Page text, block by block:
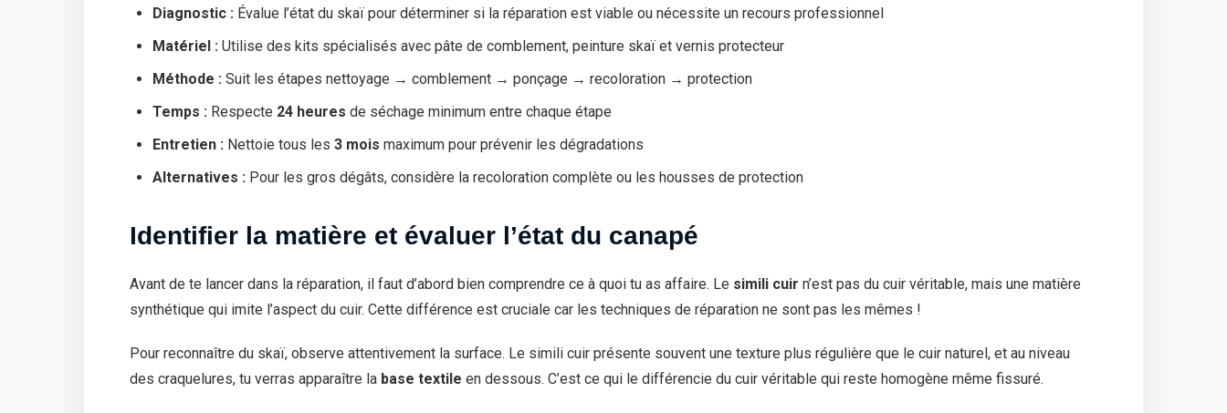
Diagnostic : Évalue l’état du skaï pour déterminer si la réparation est viable ou nécessite un recours professionnel
Matériel : Utilise des kits spécialisés avec pâte de comblement, peinture skaï et vernis protecteur
Méthode : Suit les étapes nettoyage → comblement → ponçage → recoloration → protection
Temps : Respecte 24 heures de séchage minimum entre chaque étape
Entretien : Nettoie tous les 3 mois maximum pour prévenir les dégradations
Alternatives : Pour les gros dégâts, considère la recoloration complète ou les housses de protection
Identifier la matière et évaluer l’état du canapé
Avant de te lancer dans la réparation, il faut d’abord bien comprendre ce à quoi tu as affaire. Le simili cuir n’est pas du cuir véritable, mais une matière
synthétique qui imite l’aspect du cuir. Cette différence est cruciale car les techniques de réparation ne sont pas les mêmes !
Pour reconnaître du skaï, observe attentivement la surface. Le simili cuir présente souvent une texture plus régulière que le cuir naturel, et au niveau
des craquelures, tu verras apparaître la base textile en dessous. C’est ce qui le différencie du cuir véritable qui reste homogène même fissuré.